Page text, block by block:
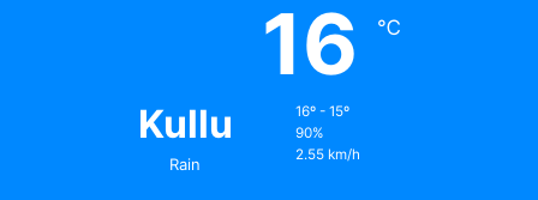
Kullu
Rain
16 ℃
16º - 15º
90%
2.55 km/h